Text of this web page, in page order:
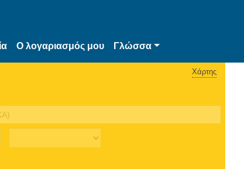
Ο λογαριασμός μου Γλώσσα
Χάρτης